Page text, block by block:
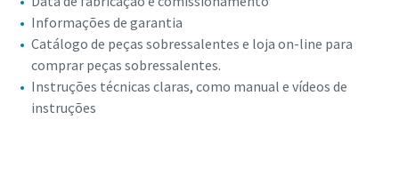
Informações de garantia
Catálogo de peças sobressalentes e loja on-line para
comprar peças sobressalentes.
Instruções técnicas claras, como manual e vídeos de
instruções